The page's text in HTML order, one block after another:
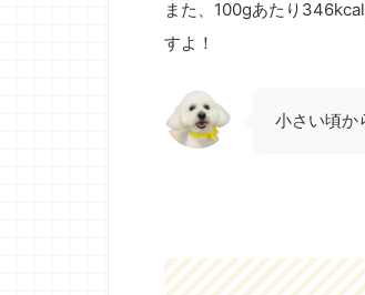
また、100gあたり
すよ！
小さい頃か